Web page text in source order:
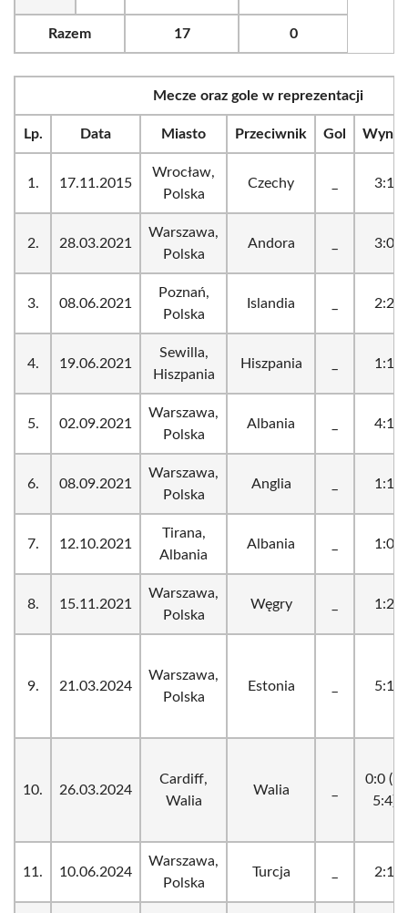
Razem 17 0
Mecze oraz gole w reprezentacji
Lp. Data Miasto Przeciwnik Gol Wynik
1. 17.11.2015
Wrocław,
Polska
Czechy 3:1
2. 28.03.2021
Warszawa,
Polska
Andora 3:0
3. 08.06.2021
Poznań,
Polska
Islandia 2:2
4. 19.06.2021
Sewilla,
Hiszpania
Hiszpania 1:1
5. 02.09.2021
Warszawa,
Polska
Albania 4:1
6. 08.09.2021
Warszawa,
Polska
Anglia 1:1
7. 12.10.2021
Tirana,
Albania
Albania 1:0
8. 15.11.2021
Warszawa,
Polska
Węgry 1:2
9. 21.03.2024
Warszawa,
Polska
Estonia 5:1
10. 26.03.2024
Cardiff,
Walia
Walia
0:0 (k.
5:4)
11. 10.06.2024
Warszawa,
Polska
Turcja 2:1